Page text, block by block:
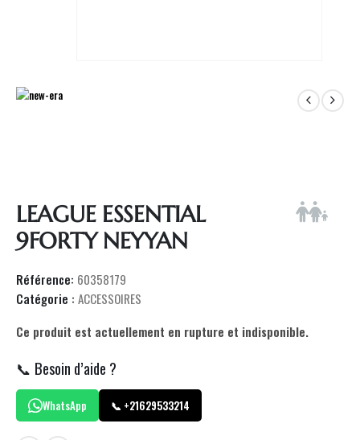
LEAGUE ESSENTIAL
9FORTY NEYYAN
Référence: 60358179
Catégorie : ACCESSOIRES
Ce produit est actuellement en rupture et indisponible.
📞 Besoin d’aide ?
WhatsApp 📞 +21629533214